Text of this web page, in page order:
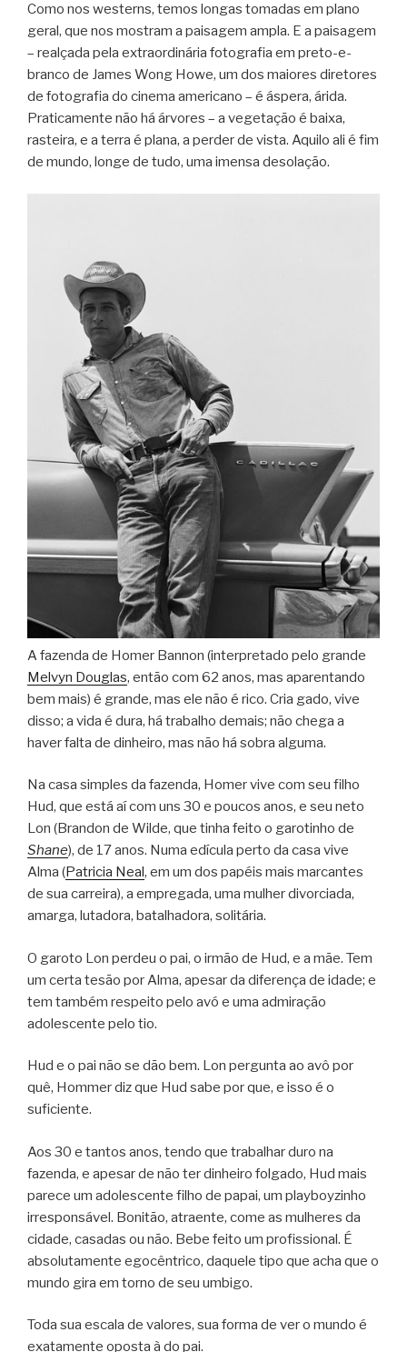
Como nos westerns, temos longas tomadas em plano
geral, que nos mostram a paisagem ampla. E a paisagem
– realçada pela extraordinária fotografia em preto-e-
branco de James Wong Howe, um dos maiores diretores
de fotografia do cinema americano – é áspera, árida.
Praticamente não há árvores – a vegetação é baixa,
rasteira, e a terra é plana, a perder de vista. Aquilo ali é fim
de mundo, longe de tudo, uma imensa desolação.
A fazenda de Homer Bannon (interpretado pelo grande
Melvyn Douglas, então com 62 anos, mas aparentando
bem mais) é grande, mas ele não é rico. Cria gado, vive
disso; a vida é dura, há trabalho demais; não chega a
haver falta de dinheiro, mas não há sobra alguma.
Na casa simples da fazenda, Homer vive com seu filho
Hud, que está aí com uns 30 e poucos anos, e seu neto
Lon (Brandon de Wilde, que tinha feito o garotinho de
Shane), de 17 anos. Numa edícula perto da casa vive
Alma (Patricia Neal , em um dos papéis mais marcantes
de sua carreira), a empregada, uma mulher divorciada,
amarga, lutadora, batalhadora, solitária.
O garoto Lon perdeu o pai, o irmão de Hud, e a mãe. Tem
um certa tesão por Alma, apesar da diferença de idade; e
tem também respeito pelo avó e uma admiração
adolescente pelo tio.
Hud e o pai não se dão bem. Lon pergunta ao avô por
quê, Hommer diz que Hud sabe por que, e isso é o
suficiente.
Aos 30 e tantos anos, tendo que trabalhar duro na
fazenda, e apesar de não ter dinheiro folgado, Hud mais
parece um adolescente filho de papai, um playboyzinho
irresponsável. Bonitão, atraente, come as mulheres da
cidade, casadas ou não. Bebe feito um profissional. É
absolutamente egocêntrico, daquele tipo que acha que o
mundo gira em torno de seu umbigo.
Toda sua escala de valores, sua forma de ver o mundo é
exatamente oposta à do pai.